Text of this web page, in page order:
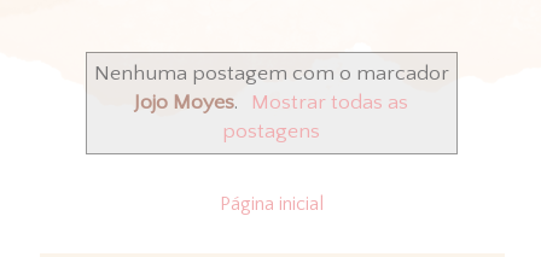
Nenhuma postagem com o marcador
Jojo Moyes.
Mostrar todas as
postagens
Página inicial